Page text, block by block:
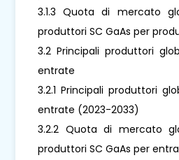
3.1.3 Quota di mercato
produttori SC GaAs per
3.2 Principali produttori
entrate
3.2.1 Principali produttori
entrate (2023-2033)
3.2.2 Quota di mercato
produttori SC GaAs per